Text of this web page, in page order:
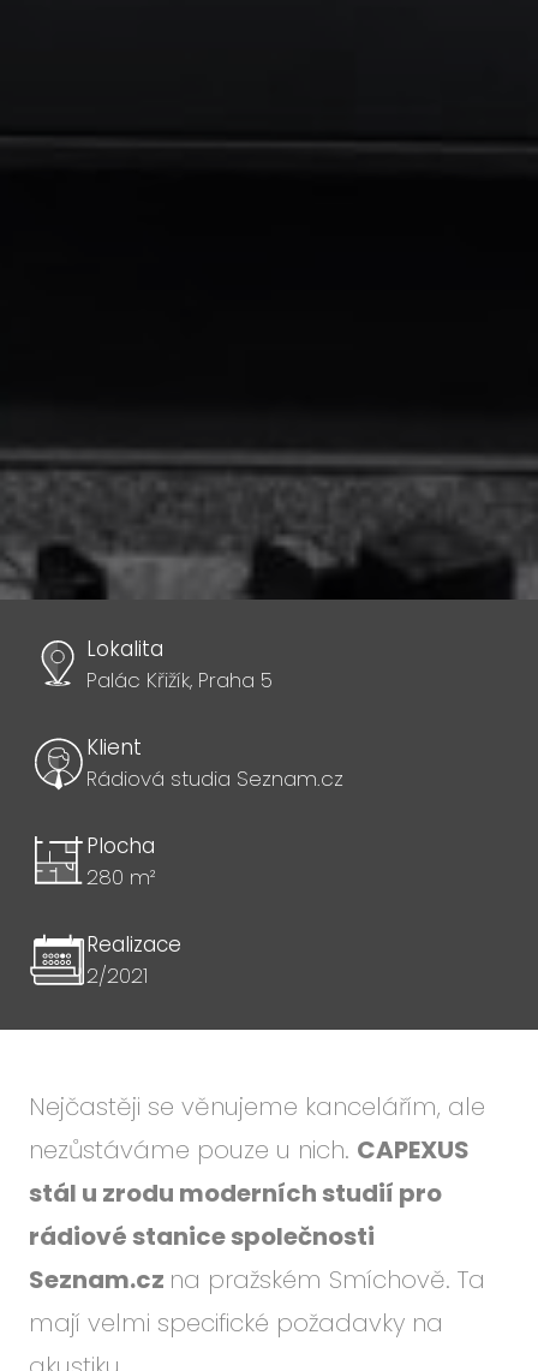
Lokalita
Palác Křižík, Praha 5
Klient
Rádiová studia Seznam.cz
Plocha
280 m²
Realizace
2/2021
Nejčastěji se věnujeme kancelářím, ale
nezůstáváme pouze u nich. CAPEXUS
stál u zrodu moderních studií pro
rádiové stanice společnosti
Seznam.cz na pražském Smíchově. Ta
mají velmi specifické požadavky na